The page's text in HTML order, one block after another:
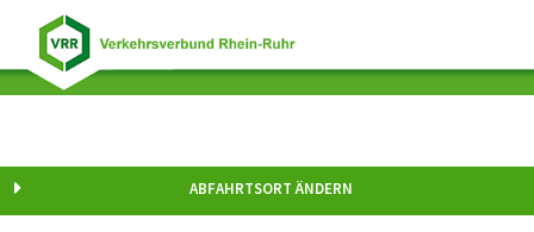
ABFAHRTSORT ÄNDERN
Bochum Auf den Scheffeln